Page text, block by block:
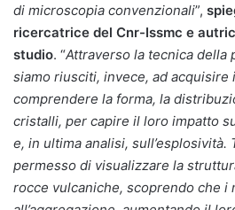
di microscopia convenzionali”,
ricercatrice del Cnr-Issmc e
studio. “Attraverso la tecnica della
siamo riusciti, invece, ad
comprendere la forma, la
cristalli, per capire il loro impatto
e, in ultima analisi, sull’esplosività.
permesso di visualizzare la
rocce vulcaniche, scoprendo che